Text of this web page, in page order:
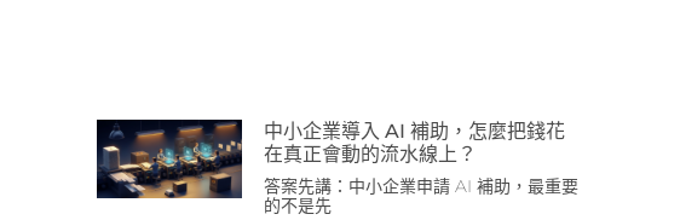
中小企業導入 AI 補助，怎麼把錢花
在真正會動的流水線上？
答案先講：中小企業申請 AI 補助，最重要
的不是先